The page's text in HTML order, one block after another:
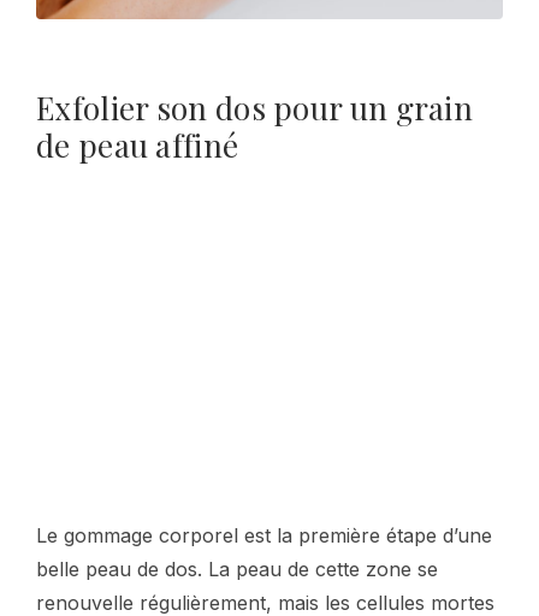
Exfolier son dos pour un grain
de peau affiné
Le gommage corporel est la première étape d’une
belle peau de dos. La peau de cette zone se
renouvelle régulièrement, mais les cellules mortes